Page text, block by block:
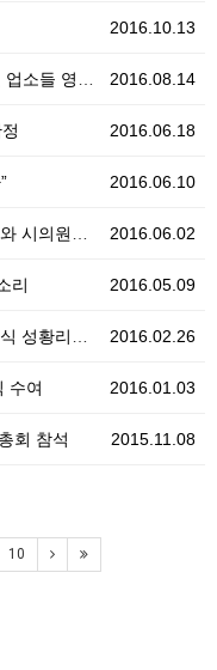
2016.10.13
2016.08.14
영업정지…
2016.06.18
2016.06.10
2016.06.02
원들 찬…
2016.05.09
리
2016.02.26
황리에 …
2016.01.03
수여
2015.11.08
회 참석
10